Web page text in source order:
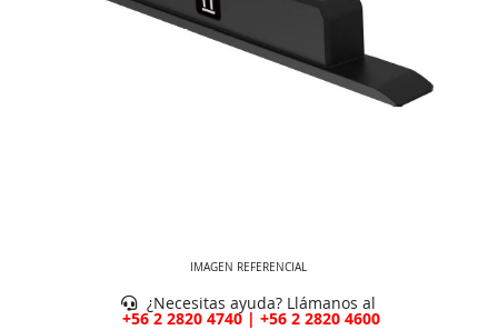
IMAGEN REFERENCIAL
¿Necesitas ayuda? Llámanos al
+56 2 2820 4740 | +56 2 2820 4600